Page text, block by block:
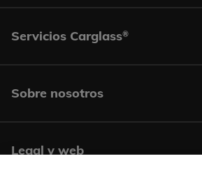
Servicios Carglass®
Sobre nosotros
Legal y web